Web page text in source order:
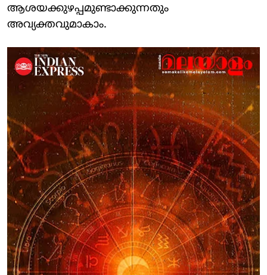
ആശയക്കുഴപ്പമുണ്ടാക്കുന്നതും
അവ്യക്തവുമാകാം.